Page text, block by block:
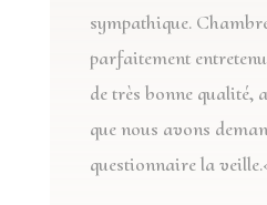
sympathique.
parfaitement
de très bonne qualité,
que nous avons
questionnaire la veille.